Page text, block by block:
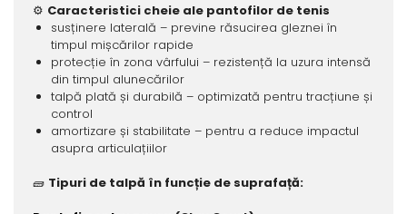
⚙️ Caracteristici cheie ale pantofilor de tenis
susținere laterală – previne răsucirea gleznei în
timpul mișcărilor rapide
protecție în zona vârfului – rezistență la uzura intensă
din timpul alunecărilor
talpă plată și durabilă – optimizată pentru tracțiune și
control
amortizare și stabilitate – pentru a reduce impactul
asupra articulațiilor
🧱 Tipuri de talpă în funcție de suprafață: